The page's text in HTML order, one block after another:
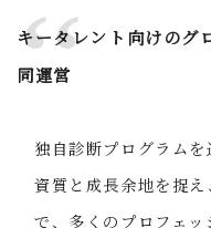
キータレント向けのグ
同運営
独自診断プログラム
資質と成長余地を捉
で、多くのプロフェ